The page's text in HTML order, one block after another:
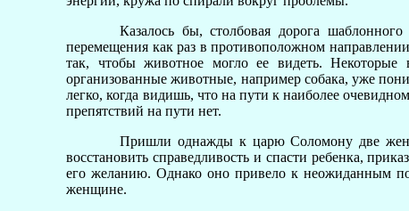
Казалось бы, столбовая дорога
перемещения как раз в противоположном
так, чтобы животное могло ее видеть.
организованные животные, например собака, уже
легко, когда видишь, что на пути к наиболее
препятствий на пути нет.
Пришли однажды к царю Соломону две
восстановить справедливость и спасти ребенка,
его желанию. Однако оно привело к неожиданным
женщине.